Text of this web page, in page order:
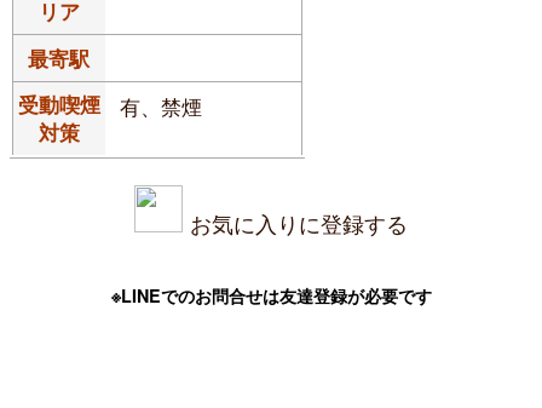
リア
最寄駅
受動喫煙
対策
有、禁煙
お気に入りに登録する
※LINEでのお問合せは友達登録が必要です